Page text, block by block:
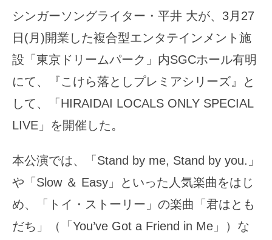
シンガーソングライター・平井 大が、3月27
日(月)開業した複合型エンタテインメント施
設「東京ドリームパーク」内SGCホール有明
にて、『こけら落としプレミアシリーズ』と
して、「HIRAIDAI LOCALS ONLY SPECIAL
LIVE」を開催した。
本公演では、「Stand by me, Stand by you.」
や「Slow ＆ Easy」といった人気楽曲をはじ
め、「トイ・ストーリー」の楽曲「君はとも
だち」（「You’ve Got a Friend in Me」）な